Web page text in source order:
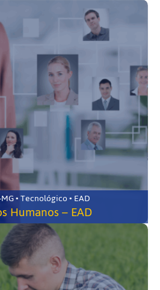
• Tecnológico • EAD
Humanos – EAD